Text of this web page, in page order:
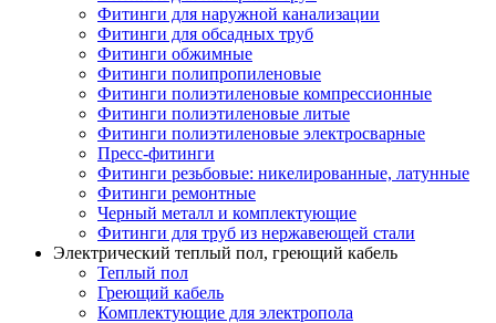
Фитинги для наружной канализации
Фитинги для обсадных труб
Фитинги обжимные
Фитинги полипропиленовые
Фитинги полиэтиленовые компрессионные
Фитинги полиэтиленовые литые
Фитинги полиэтиленовые электросварные
Пресс-фитинги
Фитинги резьбовые: никелированные, латунные
Фитинги ремонтные
Черный металл и комплектующие
Фитинги для труб из нержавеющей стали
Электрический теплый пол, греющий кабель
Теплый пол
Греющий кабель
Комплектующие для электропола